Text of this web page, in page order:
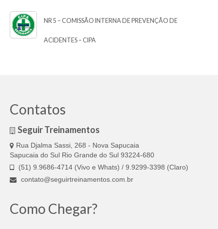
NR 5 – COMISSÃO INTERNA DE PREVENÇÃO DE
ACIDENTES – CIPA
Contatos
Seguir Treinamentos
Rua Djalma Sassi, 268 - Nova Sapucaia
Sapucaia do Sul Rio Grande do Sul 93224-680
(51) 9.9686-4714 (Vivo e Whats) / 9.9299-3398 (Claro)
contato@seguirtreinamentos.com.br
Como Chegar?